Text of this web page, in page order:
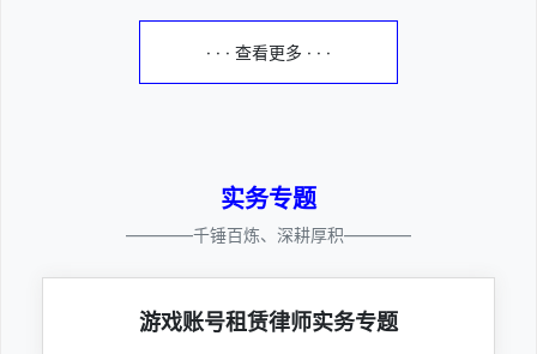
· · · 查看更多 · · ·
实务专题
————千锤百炼、深耕厚积————
游戏账号租赁律师实务专题